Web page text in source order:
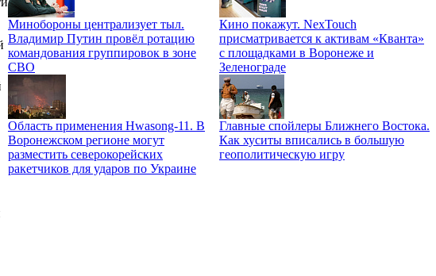
Минобороны централизует тыл.
Владимир Путин провёл ротацию
командования группировок в зоне
СВО
Кино покажут. NexTouch
присматривается к активам «Кванта»
с площадками в Воронеже и
Зеленограде
Область применения Hwasong-11. В
Воронежском регионе могут
разместить северокорейских
ракетчиков для ударов по Украине
Главные спойлеры Ближнего Востока.
Как хуситы вписались в большую
геополитическую игру